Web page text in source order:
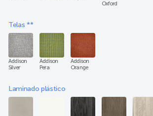
Oxford
Telas **
Addison
Silver
Addison
Pera
Addison
Orange
Laminado plástico